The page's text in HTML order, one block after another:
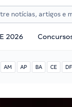
2026
AM AP BA CE DF